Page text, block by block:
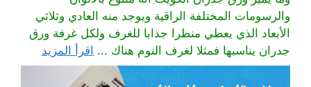
والرسومات المختلفة الراقية ويوجد منه العادي وثلاثي
الأبعاد الذي يعطي منظرا جذابا للغرف ولكل غرفة ورق
جدران يناسبها فمثلا لغرف النوم هناك ... اقرأ المزيد